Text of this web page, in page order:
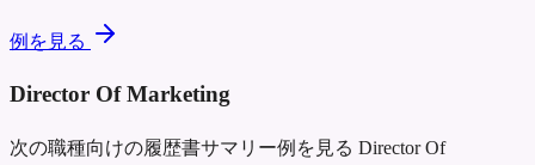
例を見る
Director Of Marketing
次の職種向けの履歴書サマリー例を見る Director Of